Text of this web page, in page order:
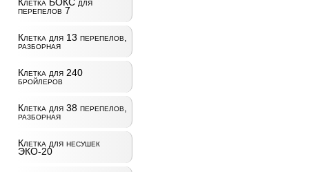
перепелов 7
Клетка для 13 перепелов,
разборная
Клетка для 240
бройлеров
Клетка для 38 перепелов,
разборная
Клетка для несушек
ЭКО-20